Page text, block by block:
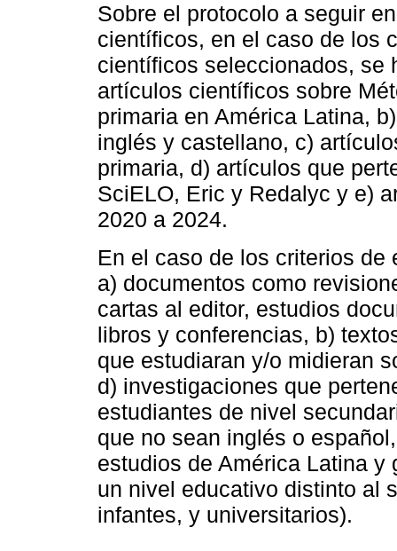
Sobre el protocolo a seguir
científicos, en el caso de los
científicos seleccionados, se
artículos científicos sobre
primaria en América Latina,
inglés y castellano, c)
primaria, d) artículos que
SciELO, Eric y Redalyc y e)
2020 a 2024.
En el caso de los criterios
a) documentos como
cartas al editor, estudios
libros y conferencias, b)
que estudiaran y/o midieran
d) investigaciones que
estudiantes de nivel
que no sean inglés o
estudios de América Latina
un nivel educativo distinto al
infantes, y universitarios).